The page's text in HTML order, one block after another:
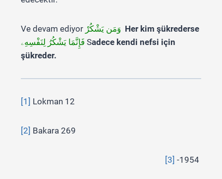
Ve devam ediyor وَمَن يَشْكُرْ Her kim şükrederse
فَإِنَّمَا يَشْكُرُ لِنَفْسِهِۦ Sadece kendi nefsi için
şükreder.
[1] Lokman 12
[2] Bakara 269
[3] -1954